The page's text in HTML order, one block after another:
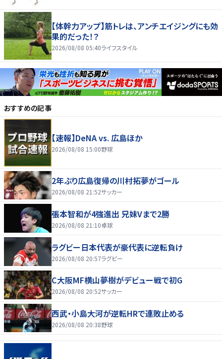
【体幹力アップ】筋トレは、アンチエイジングにも効
果的だった！？
2026/08/08 05:40ライフスタイル
おすすめの記事
【速報】DeNA vs. 広島ほか
2026/08/08 15:00野球
2年ぶり広島復帰の川村拓夢がゴール
2026/08/08 21:52サッカー
張本智和が4強進出 兄妹Vまで2勝
2026/08/08 21:10卓球
ラグビー日本代表が豪代表に逆転負け
2026/08/08 20:57ラグビー
C大阪MF横山夢樹がデビュー戦で初G
2026/08/08 20:52サッカー
西武・小島大河が逆転HRで連敗止める
2026/08/08 20:38野球